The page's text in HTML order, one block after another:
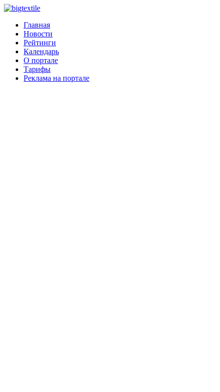
Главная
Новости
Рейтинги
Календарь
О портале
Тарифы
Реклама на портале